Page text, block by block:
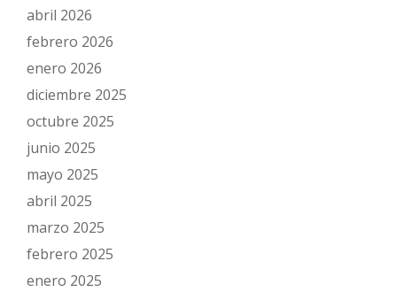
abril 2026
febrero 2026
enero 2026
diciembre 2025
octubre 2025
junio 2025
mayo 2025
abril 2025
marzo 2025
febrero 2025
enero 2025